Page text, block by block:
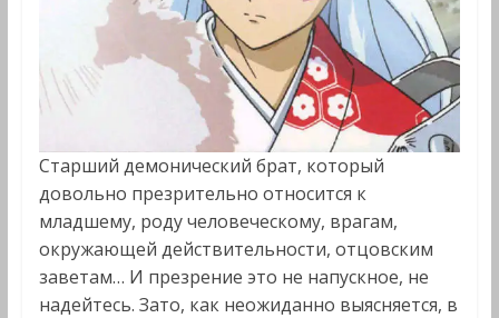
Старший демонический брат, который
довольно презрительно относится к
младшему, роду человеческому, врагам,
окружающей действительности, отцовским
заветам… И презрение это не напускное, не
надейтесь. Зато, как неожиданно выясняется, в